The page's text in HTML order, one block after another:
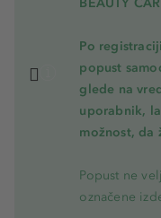
BEAUTY
Po
popust
glede na
uporabnik,
možnost, da
Popust ne
označene